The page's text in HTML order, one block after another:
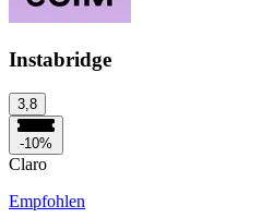
Instabridge
3,8
-10%
Claro
Empfohlen